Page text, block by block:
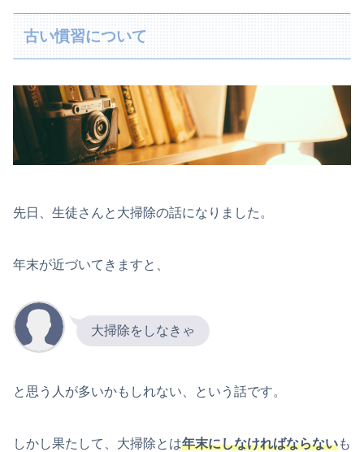
古い慣習について
先日、生徒さんと大掃除の話になりました。
年末が近づいてきますと、
大掃除をしなきゃ
と思う人が多いかもしれない、という話です。
しかし果たして、大掃除とは年末にしなければならないも